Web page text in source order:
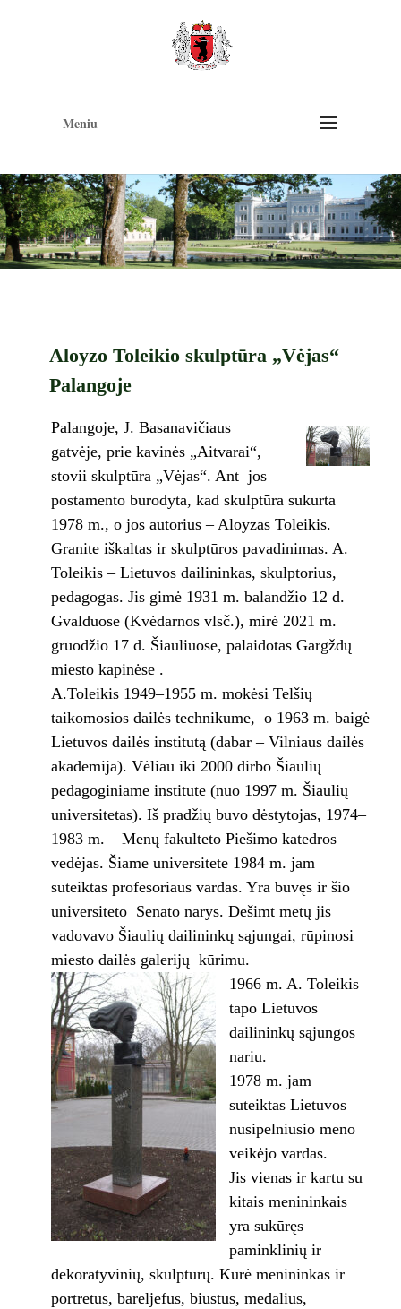
Meniu
Aloyzo Toleikio skulptūra „Vėjas“
Palangoje
Palangoje, J. Basanavičiaus
gatvėje, prie kavinės „Aitvarai“,
stovii skulptūra „Vėjas“. Ant jos
postamento burodyta, kad skulptūra sukurta
1978 m., o jos autorius – Aloyzas Toleikis.
Granite iškaltas ir skulptūros pavadinimas. A.
Toleikis – Lietuvos dailininkas, skulptorius,
pedagogas. Jis gimė 1931 m. balandžio 12 d.
Gvalduose (Kvėdarnos vlsč.), mirė 2021 m.
gruodžio 17 d. Šiauliuose, palaidotas Gargždų
miesto kapinėse .
A.Toleikis 1949–1955 m. mokėsi Telšių
taikomosios dailės technikume, o 1963 m. baigė
Lietuvos dailės institutą (dabar – Vilniaus dailės
akademija). Vėliau iki 2000 dirbo Šiaulių
pedagoginiame institute (nuo 1997 m. Šiaulių
universitetas). Iš pradžių buvo dėstytojas, 1974–
1983 m. – Menų fakulteto Piešimo katedros
vedėjas. Šiame universitete 1984 m. jam
suteiktas profesoriaus vardas. Yra buvęs ir šio
universiteto Senato narys. Dešimt metų jis
vadovavo Šiaulių dailininkų sąjungai, rūpinosi
miesto dailės galerijų kūrimu.
1966 m. A. Toleikis
tapo Lietuvos
dailininkų sąjungos
nariu.
1978 m. jam
suteiktas Lietuvos
nusipelniusio meno
veikėjo vardas.
Jis vienas ir kartu su
kitais menininkais
yra sukūręs
paminklinių ir
dekoratyvinių, skulptūrų. Kūrė menininkas ir
portretus, bareljefus, biustus, medalius,